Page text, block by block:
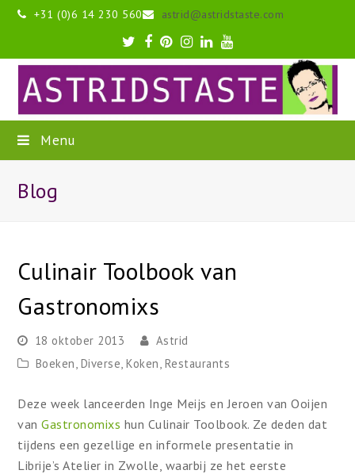
+31 (0)6 14 230 560 astrid@astridstaste.com
Twitter
Facebook
Pinterest
Instagram
LinkedIn
Youtube
Menu
Blog
Culinair Toolbook van
Gastronomixs
18 oktober 2013
Astrid
Boeken, Diverse,Koken, Restaurants
Deze week lanceerden Inge Meijs en Jeroen van Ooijen
vanGastronomixs hun Culinair Toolbook. Ze deden dat
tijdens een gezellige en informele presentatie in
Librije’s Atelier in Zwolle, waarbij ze het eerste